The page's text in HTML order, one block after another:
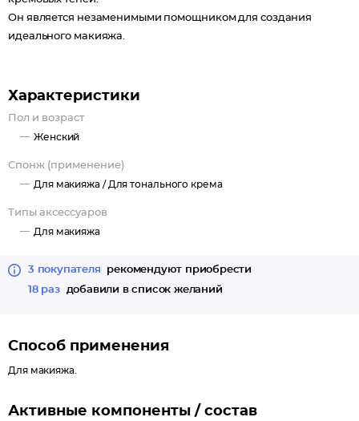
Он является незаменимыми помощником для создания
идеального макияжа.
Характеристики
Пол и возраст
Женский
Спонж (применение)
Для макияжа / Для тонального крема
Типы аксессуаров
Для макияжа
3 покупателя
рекомендуют приобрести
18 раз
добавили в список желаний
Способ применения
Для макияжа.
Активные компоненты / состав